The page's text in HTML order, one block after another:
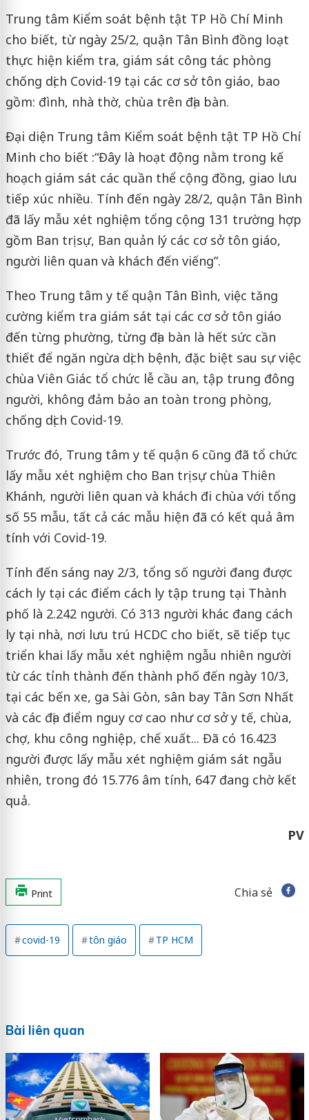
Trung tâm Kiểm soát bệnh tật TP Hồ Chí Minh
cho biết, từ ngày 25/2, quận Tân Bình đồng loạt
thực hiện kiểm tra, giám sát công tác phòng
chống dịch Covid-19 tại các cơ sở tôn giáo, bao
gồm: đình, nhà thờ, chùa trên địa bàn.
Đại diện Trung tâm Kiểm soát bệnh tật TP Hồ Chí
Minh cho biết :“Đây là hoạt động nằm trong kế
hoạch giám sát các quần thể cộng đồng, giao lưu
tiếp xúc nhiều. Tính đến ngày 28/2, quận Tân Bình
đã lấy mẫu xét nghiệm tổng cộng 131 trường hợp
gồm Ban trị sự, Ban quản lý các cơ sở tôn giáo,
người liên quan và khách đến viếng”.
Theo Trung tâm y tế quận Tân Bình, việc tăng
cường kiểm tra giám sát tại các cơ sở tôn giáo
đến từng phường, từng địa bàn là hết sức cần
thiết để ngăn ngừa dịch bệnh, đặc biệt sau sự việc
chùa Viên Giác tổ chức lễ cầu an, tập trung đông
người, không đảm bảo an toàn trong phòng,
chống dịch Covid-19.
Trước đó, Trung tâm y tế quận 6 cũng đã tổ chức
lấy mẫu xét nghiệm cho Ban trị sự chùa Thiên
Khánh, người liên quan và khách đi chùa với tổng
số 55 mẫu, tất cả các mẫu hiện đã có kết quả âm
tính với Covid-19.
Tính đến sáng nay 2/3, tổng số người đang được
cách ly tại các điểm cách ly tập trung tại Thành
phố là 2.242 người. Có 313 người khác đang cách
ly tại nhà, nơi lưu trú HCDC cho biết, sẽ tiếp tục
triển khai lấy mẫu xét nghiệm ngẫu nhiên người
từ các tỉnh thành đến thành phố đến ngày 10/3,
tại các bến xe, ga Sài Gòn, sân bay Tân Sơn Nhất
và các địa điểm nguy cơ cao như cơ sở y tế, chùa,
chợ, khu công nghiệp, chế xuất... Đã có 16.423
người được lấy mẫu xét nghiệm giám sát ngẫu
nhiên, trong đó 15.776 âm tính, 647 đang chờ kết
quả.
PV
Print Chia sẻ
covid-19 tôn giáo TP HCM
Bài liên quan